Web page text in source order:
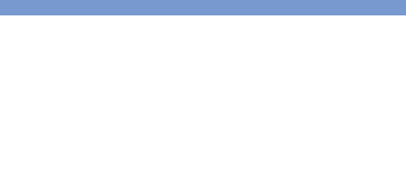
ContattiSocial